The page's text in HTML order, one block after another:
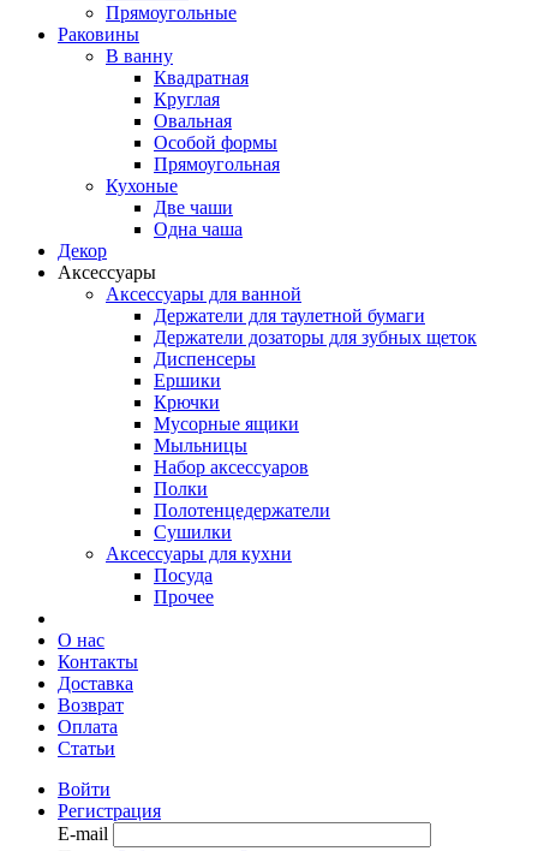
Прямоугольные
Раковины
В ванну
Квадратная
Круглая
Овальная
Особой формы
Прямоугольная
Кухоные
Две чаши
Одна чаша
Декор
Аксессуары
Аксессуары для ванной
Держатели для таулетной бумаги
Держатели дозаторы для зубных щеток
Диспенсеры
Ершики
Крючки
Мусорные ящики
Мыльницы
Набор аксессуаров
Полки
Полотенцедержатели
Сушилки
Аксессуары для кухни
Посуда
Прочее
О нас
Контакты
Доставка
Возврат
Оплата
Статьи
Войти
Регистрация
E-mail